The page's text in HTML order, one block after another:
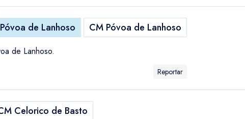
Póvoa de Lanhoso CM Póvoa de Lanhoso
de Lanhoso.
Reportar
Celorico de Basto